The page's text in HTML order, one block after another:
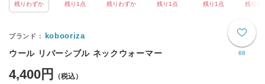
残りわずか 残り1点 残りわずか 残り1点 残り1点 残りわ
68
kobooriza
ウール リバーシブル ネックウォーマー
4,400円